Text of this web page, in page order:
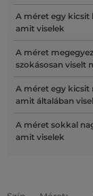
A méret egy kicsit
amit viselek
A méret
szokásosan viselt
A méret egy
amit általában
A méret sokkal
amit viselek